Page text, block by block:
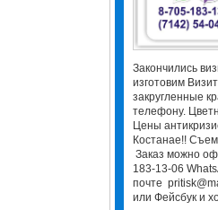
Закончились
изготовим
закругленные
телефону.
Цены
Костанае!!
Заказ можно
183-13-06
почте
или Фейсбук и